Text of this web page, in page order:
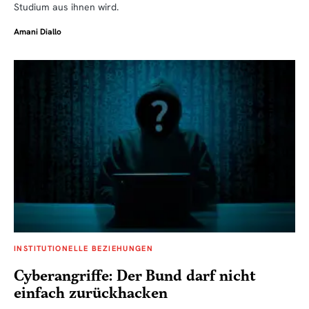
Studium aus ihnen wird.
Amani Diallo
INSTITUTIONELLE BEZIEHUNGEN
Cyberangriffe: Der Bund darf nicht
einfach zurückhacken